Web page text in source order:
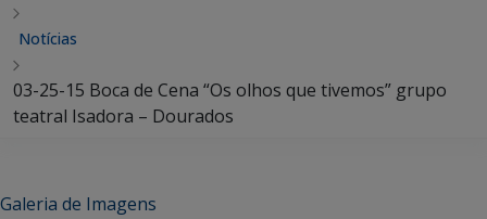
Notícias
03-25-15 Boca de Cena “Os olhos que tivemos” grupo
teatral Isadora – Dourados
Galeria de Imagens